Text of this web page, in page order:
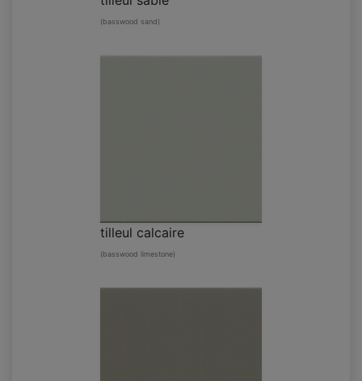
(basswood sand)
tilleul calcaire
(basswood limestone)